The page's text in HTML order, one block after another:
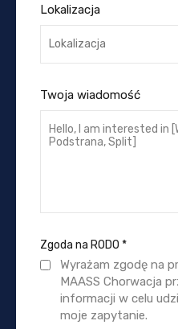
Lokalizacja
Twoja wiadomość
Zgoda na RODO *
Wyrażam zgodę na
MAASS Chorwacja
informacji w celu
moje zapytanie.